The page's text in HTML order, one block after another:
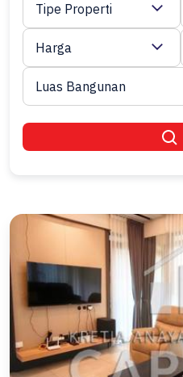
Tipe Properti
Harga
Luas Bangunan